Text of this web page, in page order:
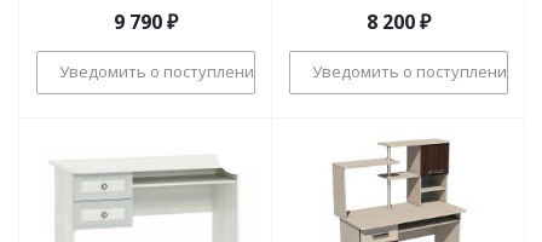
9 790₽
Уведомить о поступлении
8 200₽
Уведомить о поступлении